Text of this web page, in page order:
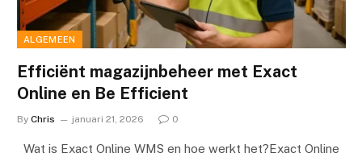
ALGEMEEN
Efficiënt magazijnbeheer met Exact
Online en Be Efficient
By Chris januari 21, 2026 0
Wat is Exact Online WMS en hoe werkt het?Exact Online